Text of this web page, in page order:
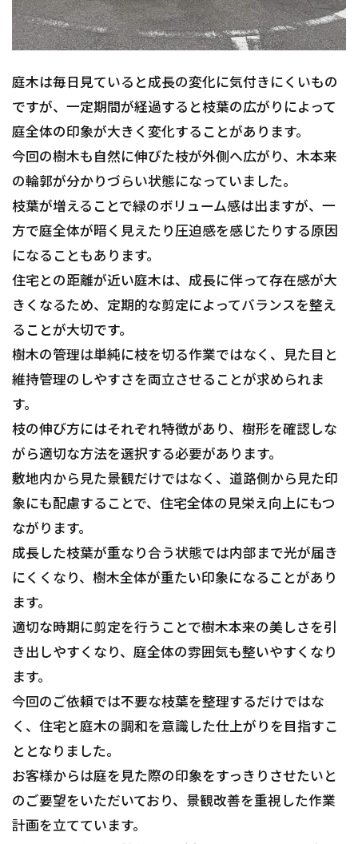
庭木は毎日見ていると成長の変化に気付きにくいもの
ですが、一定期間が経過すると枝葉の広がりによって
庭全体の印象が大きく変化することがあります。
今回の樹木も自然に伸びた枝が外側へ広がり、木本来
の輪郭が分かりづらい状態になっていました。
枝葉が増えることで緑のボリューム感は出ますが、一
方で庭全体が暗く見えたり圧迫感を感じたりする原因
になることもあります。
住宅との距離が近い庭木は、成長に伴って存在感が大
きくなるため、定期的な剪定によってバランスを整え
ることが大切です。
樹木の管理は単純に枝を切る作業ではなく、見た目と
維持管理のしやすさを両立させることが求められま
す。
枝の伸び方にはそれぞれ特徴があり、樹形を確認しな
がら適切な方法を選択する必要があります。
敷地内から見た景観だけではなく、道路側から見た印
象にも配慮することで、住宅全体の見栄え向上にもつ
ながります。
成長した枝葉が重なり合う状態では内部まで光が届き
にくくなり、樹木全体が重たい印象になることがあり
ます。
適切な時期に剪定を行うことで樹木本来の美しさを引
き出しやすくなり、庭全体の雰囲気も整いやすくなり
ます。
今回のご依頼では不要な枝葉を整理するだけではな
く、住宅と庭木の調和を意識した仕上がりを目指すこ
ととなりました。
お客様からは庭を見た際の印象をすっきりさせたいと
のご要望をいただいており、景観改善を重視した作業
計画を立てています。